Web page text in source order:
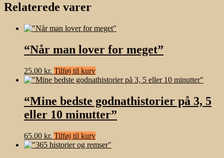
Relaterede varer
“Når man lover for meget”
25.00 kr. Tilføj til kurv
“Mine bedste godnathistorier på 3, 5
eller 10 minutter”
65.00 kr. Tilføj til kurv